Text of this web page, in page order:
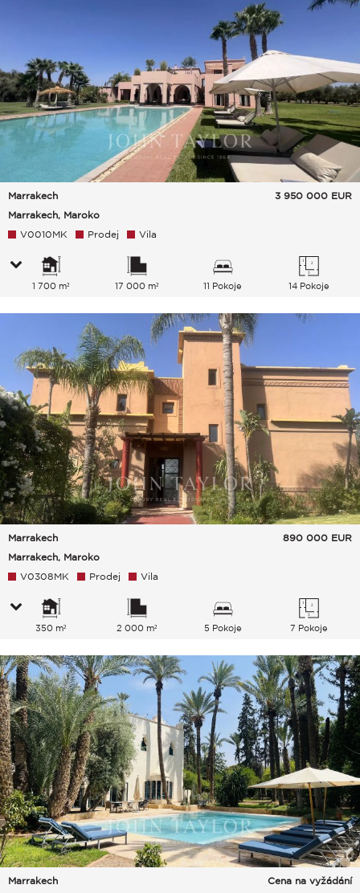
Marrakech
Marrakech, Maroko
3 950 000 EUR
V0010MK Prodej Vila
1 700 m² 17 000 m² 11 Pokoje 14 Pokoje
Marrakech
Marrakech, Maroko
890 000 EUR
V0308MK Prodej Vila
350 m² 2 000 m² 5 Pokoje 7 Pokoje
Marrakech
Cena na vyžádání